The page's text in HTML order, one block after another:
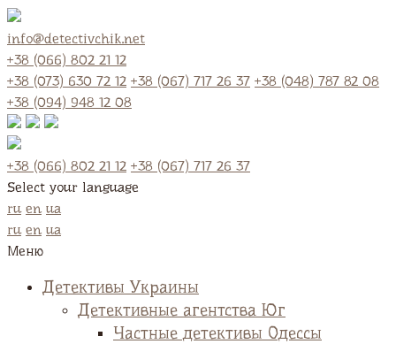
info@detectivchik.net
+38 (066) 802 21 12
+38 (073) 630 72 12 +38 (067) 717 26 37 +38 (048) 787 82 08
+38 (094) 948 12 08
+38 (066) 802 21 12 +38 (067) 717 26 37
Select your language
ru en ua
ru en ua
Меню
Детективы Украины
Детективные агентства Юг
Частные детективы Одессы